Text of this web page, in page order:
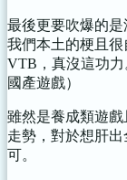
最後更要吹爆的
我們本土的梗且
VTB，真沒這功
國產遊戲）
雖然是養成類遊
走勢，對於想肝
可。